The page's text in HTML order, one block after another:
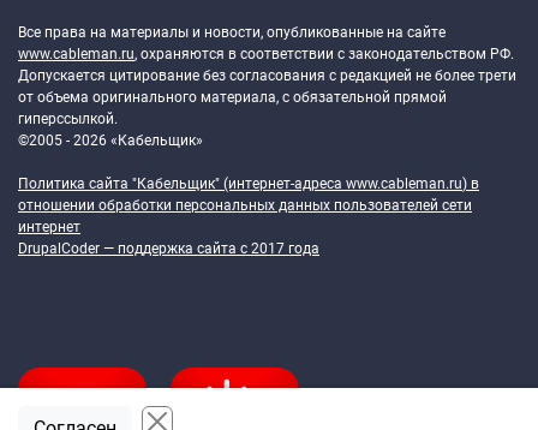
Все права на материалы и новости, опубликованные на сайте
www.cableman.ru, охраняются в соответствии с законодательством РФ.
Допускается цитирование без согласования с редакцией не более трети
от объема оригинального материала, с обязательной прямой
гиперссылкой.
©2005 - 2026 «Кабельщик»
Политика сайта "Кабельщик" (интернет-адреса www.cableman.ru) в
отношении обработки персональных данных пользователей сети
интернет
DrupalCoder — поддержка сайта c 2017 года